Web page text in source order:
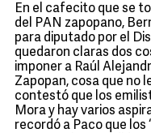
En el cafecito que se
del PAN zapopano,
para diputado por el
quedaron claras dos
imponer a Raúl
Zapopan, cosa que no
contestó que los
Mora y hay varios
recordó a Paco que los